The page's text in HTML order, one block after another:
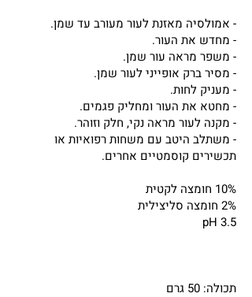
- אמולסיה מאזנת לעור מעורב עד שמן.
- מחדש את העור.
- משפר מראה עור שמן.
- מסיר ברק אופייני לעור שמן.
- מעניק לחות.
- מחטא את העור ומחליק פגמים.
- מקנה לעור מראה נקי, חלק וזוהר.
- משתלב היטב עם משחות רפואיות או
תכשירים קוסמטיים אחרים.
10% חומצה לקטית
2% חומצה סליצילית
pH 3.5
תכולה: 50 גרם